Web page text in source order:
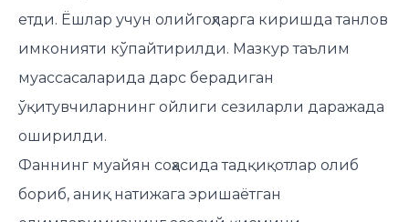
етди. Ёшлар учун олийгоҳларга киришда танлов
имконияти кўпайтирилди. Мазкур таълим
муассасаларида дарс берадиган
ўқитувчиларнинг ойлиги сезиларли даражада
оширилди.
Фаннинг муайян соҳасида тадқиқотлар олиб
бориб, аниқ натижага эришаётган